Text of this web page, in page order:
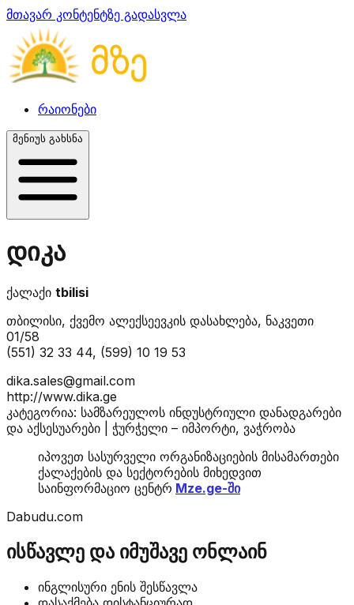
მთავარ კონტენტზე გადასვლა
რაიონები
მენიუს გახსნა
დიკა
ქალაქი tbilisi
თბილისი, ქვემო ალექსეევკის დასახლება, ნაკვეთი
01/58
(551) 32 33 44, (599) 10 19 53
dika.sales@gmail.com
http://www.dika.ge
კატეგორია: სამზარეულოს ინდუსტრიული დანადგარები
და აქსესუარები | ჭურჭელი – იმპორტი, ვაჭრობა
იპოვეთ სასურველი ორგანიზაციების მისამართები
ქალაქების და სექტორების მიხედვით
საინფორმაციო ცენტრ Mze.ge-ში
Dabudu.com
ისწავლე და იმუშავე ონლაინ
ინგლისური ენის შესწავლა